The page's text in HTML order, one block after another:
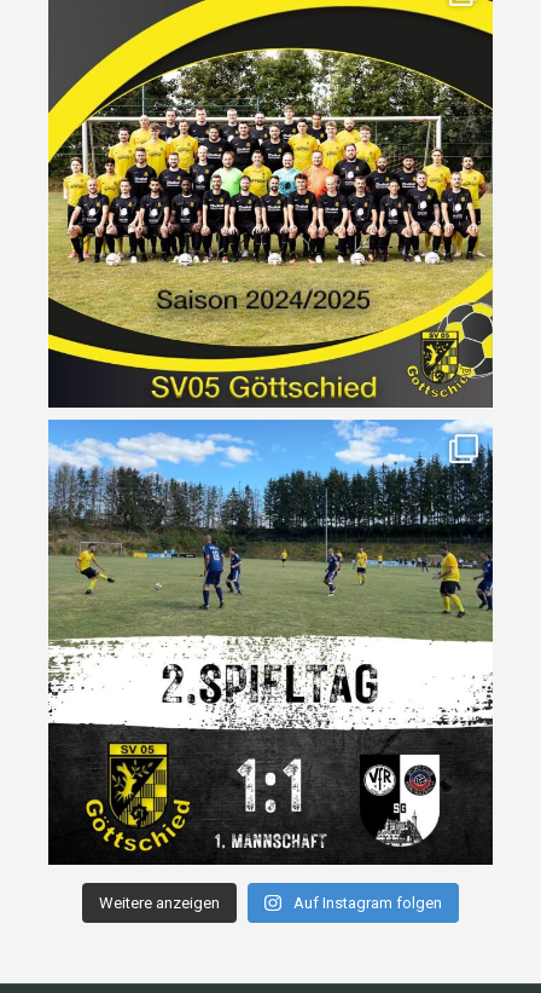
Weitere anzeigen Auf Instagram folgen